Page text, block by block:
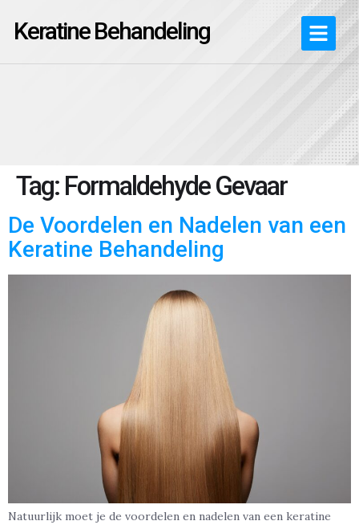
Keratine Behandeling
Tag: Formaldehyde Gevaar
De Voordelen en Nadelen van een
Keratine Behandeling
Natuurlijk moet je de voordelen en nadelen van een keratine